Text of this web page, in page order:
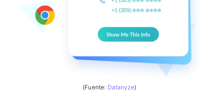
(Fuente: Datanyze)